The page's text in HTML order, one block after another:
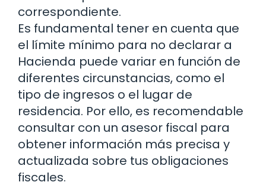
correspondiente.
Es fundamental tener en cuenta que
el límite mínimo para no declarar a
Hacienda puede variar en función de
diferentes circunstancias, como el
tipo de ingresos o el lugar de
residencia. Por ello, es recomendable
consultar con un asesor fiscal para
obtener información más precisa y
actualizada sobre tus obligaciones
fiscales.